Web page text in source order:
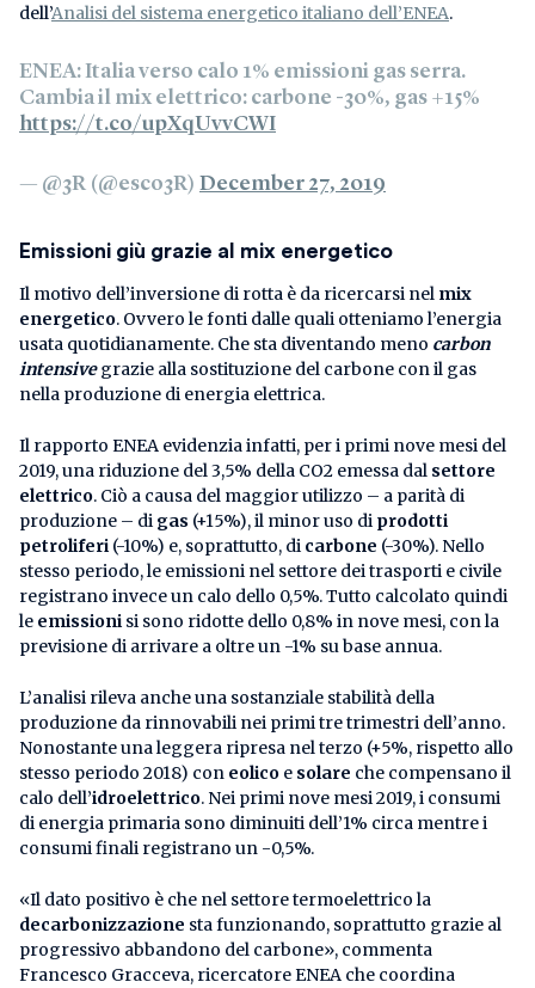
dell’Analisi del sistema energetico italiano dell’ENEA.
ENEA: Italia verso calo 1% emissioni gas serra.
Cambia il mix elettrico: carbone -30%, gas +15%
https://t.co/upXqUvvCWI
— @3R (@esco3R) December 27, 2019
Emissioni giù grazie al mix energetico
Il motivo dell’inversione di rotta è da ricercarsi nel mix
energetico. Ovvero le fonti dalle quali otteniamo l’energia
usata quotidianamente. Che sta diventando meno carbon
intensive grazie alla sostituzione del carbone con il gas
nella produzione di energia elettrica.
Il rapporto ENEA evidenzia infatti, per i primi nove mesi del
2019, una riduzione del 3,5% della CO2 emessa dal settore
elettrico. Ciò a causa del maggior utilizzo – a parità di
produzione – di gas (+15%), il minor uso di prodotti
petroliferi (-10%) e, soprattutto, di carbone (-30%). Nello
stesso periodo, le emissioni nel settore dei trasporti e civile
registrano invece un calo dello 0,5%. Tutto calcolato quindi
le emissioni si sono ridotte dello 0,8% in nove mesi, con la
previsione di arrivare a oltre un -1% su base annua.
L’analisi rileva anche una sostanziale stabilità della
produzione da rinnovabili nei primi tre trimestri dell’anno.
Nonostante una leggera ripresa nel terzo (+5%, rispetto allo
stesso periodo 2018) con eolico e solare che compensano il
calo dell’idroelettrico. Nei primi nove mesi 2019, i consumi
di energia primaria sono diminuiti dell’1% circa mentre i
consumi finali registrano un -0,5%.
«Il dato positivo è che nel settore termoelettrico la
decarbonizzazione sta funzionando, soprattutto grazie al
progressivo abbandono del carbone», commenta
Francesco Gracceva, ricercatore ENEA che coordina